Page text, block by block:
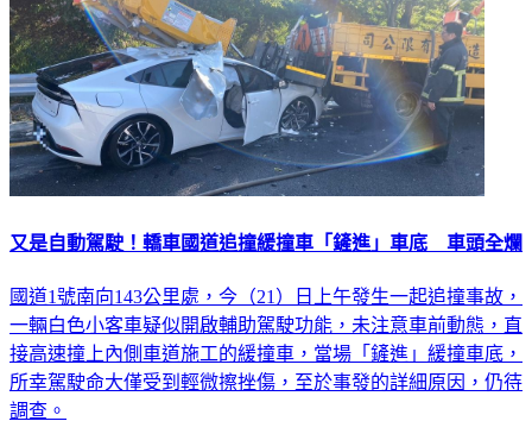
又是自動駕駛！轎車國道追撞緩撞車「鏟進」車底 車頭全爛
國道1號南向143公里處，今（21）日上午發生一起追撞事故，
一輛白色小客車疑似開啟輔助駕駛功能，未注意車前動態，直
接高速撞上內側車道施工的緩撞車，當場「鏟進」緩撞車底，
所幸駕駛命大僅受到輕微擦挫傷，至於事發的詳細原因，仍待
調查。